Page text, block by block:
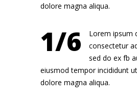
dolore magna aliqua.
1/6
Lorem ipsum
consectetur
sed do ex fb
eiusmod tempor incididunt
dolore magna aliqua.